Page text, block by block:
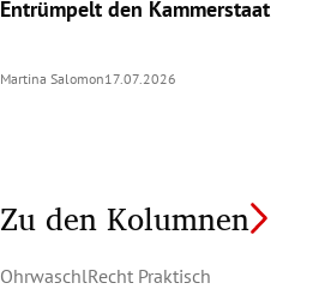
Entrümpelt den Kammerstaat
Martina Salomon17.07.2026
Zu den Kolumnen
OhrwaschlRecht Praktisch